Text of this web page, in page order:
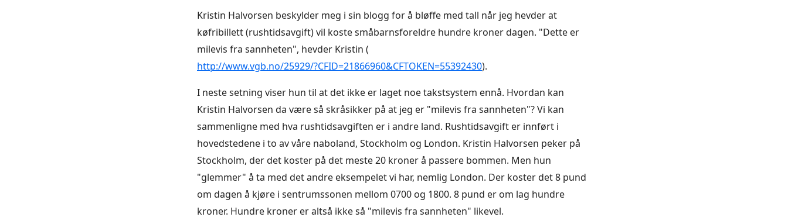
Kristin Halvorsen beskylder meg i sin blogg for å bløffe med tall når jeg hevder at
køfribillett (rushtidsavgift) vil koste småbarnsforeldre hundre kroner dagen. "Dette er
milevis fra sannheten", hevder Kristin (
http://www.vgb.no/25929/?CFID=21866960&CFTOKEN=55392430).
I neste setning viser hun til at det ikke er laget noe takstsystem ennå. Hvordan kan
Kristin Halvorsen da være så skråsikker på at jeg er "milevis fra sannheten"? Vi kan
sammenligne med hva rushtidsavgiften er i andre land. Rushtidsavgift er innført i
hovedstedene i to av våre naboland, Stockholm og London. Kristin Halvorsen peker på
Stockholm, der det koster på det meste 20 kroner å passere bommen. Men hun
"glemmer" å ta med det andre eksempelet vi har, nemlig London. Der koster det 8 pund
om dagen å kjøre i sentrumssonen mellom 0700 og 1800. 8 pund er om lag hundre
kroner. Hundre kroner er altså ikke så "milevis fra sannheten" likevel.